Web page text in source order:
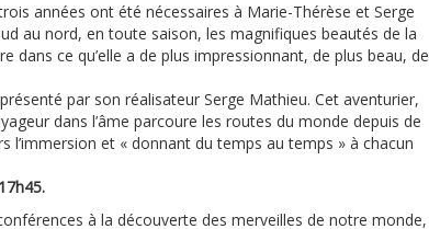
années ont été nécessaires à Marie-Thérèse et Serge
au nord, en toute saison, les magnifiques beautés de la
dans ce qu’elle a de plus impressionnant, de plus beau, de
par son réalisateur Serge Mathieu. Cet aventurier,
dans l’âme parcoure les routes du monde depuis de
l’immersion et « donnant du temps au temps » à chacun
à la découverte des merveilles de notre monde,